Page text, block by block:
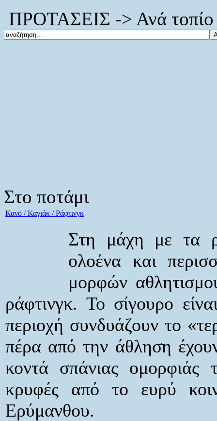
ΠΡΟΤΑΣΕΙΣ -> Ανά τοπίο
Στο ποτάμι
Κανό / Καγιάκ / Ράφτινγκ
Στη μάχη με τα
ολοένα και
μορφών
ράφτινγκ. Το σίγουρο
περιοχή συνδυάζουν το
πέρα από την άθληση
κοντά σπάνιας ομορφιάς
κρυφές από το ευρύ
Ερύμανθου.